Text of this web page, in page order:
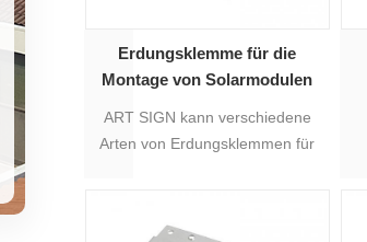
Erdungsklemme für die
Montage von Solarmodulen
ART SIGN kann verschiedene
Arten von Erdungsklemmen für